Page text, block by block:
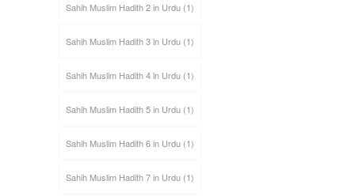
Sahih Muslim Hadith 2 in Urdu(1)
Sahih Muslim Hadith 3 in Urdu(1)
Sahih Muslim Hadith 4 in Urdu(1)
Sahih Muslim Hadith 5 in Urdu(1)
Sahih Muslim Hadith 6 in Urdu(1)
Sahih Muslim Hadith 7 in Urdu(1)